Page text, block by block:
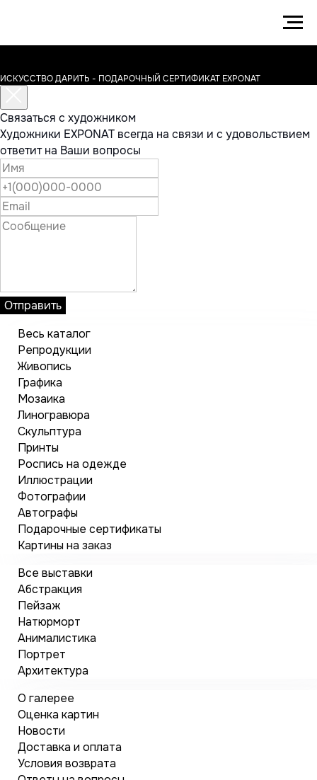
ИСКУССТВО ДАРИТЬ - ПОДАРОЧНЫЙ СЕРТИФИКАТ EXPONAT
Связаться с художником
Художники EXPONAT всегда на связи и с удовольствием
ответит на Ваши вопросы
Отправить
Весь каталог
Репродукции
Живопись
Графика
Мозаика
Линогравюра
Скульптура
Принты
Роспись на одежде
Иллюстрации
Фотографии
Автографы
Подарочные сертификаты
Картины на заказ
Все выставки
Абстракция
Пейзаж
Натюрморт
Анималистика
Портрет
Архитектура
О галерее
Оценка картин
Новости
Доставка и оплата
Условия возврата